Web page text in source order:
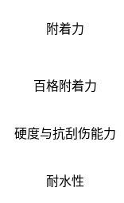
附着力
百格附着力
硬度与抗刮伤能力
耐水性